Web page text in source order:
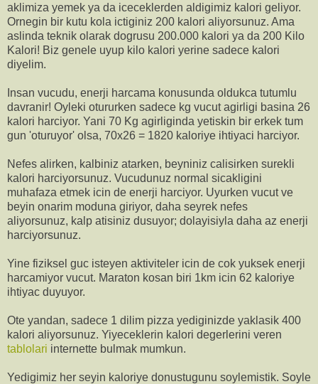
aklimiza yemek ya da iceceklerden aldigimiz kalori geliyor.
Ornegin bir kutu kola ictiginiz 200 kalori aliyorsunuz. Ama
aslinda teknik olarak dogrusu 200.000 kalori ya da 200 Kilo
Kalori! Biz genele uyup kilo kalori yerine sadece kalori
diyelim.
Insan vucudu, enerji harcama konusunda oldukca tutumlu
davranir! Oyleki otururken sadece kg vucut agirligi basina 26
kalori harciyor. Yani 70 Kg agirliginda yetiskin bir erkek tum
gun 'oturuyor' olsa, 70x26 = 1820 kaloriye ihtiyaci harciyor.
Nefes alirken, kalbiniz atarken, beyniniz calisirken surekli
kalori harciyorsunuz. Vucudunuz normal sicakligini
muhafaza etmek icin de enerji harciyor. Uyurken vucut ve
beyin onarim moduna giriyor, daha seyrek nefes
aliyorsunuz, kalp atisiniz dusuyor; dolayisiyla daha az enerji
harciyorsunuz.
Yine fiziksel guc isteyen aktiviteler icin de cok yuksek enerji
harcamiyor vucut. Maraton kosan biri 1km icin 62 kaloriye
ihtiyac duyuyor.
Ote yandan, sadece 1 dilim pizza yediginizde yaklasik 400
kalori aliyorsunuz. Yiyeceklerin kalori degerlerini veren
tablolari internette bulmak mumkun.
Yedigimiz her seyin kaloriye donustugunu soylemistik. Soyle